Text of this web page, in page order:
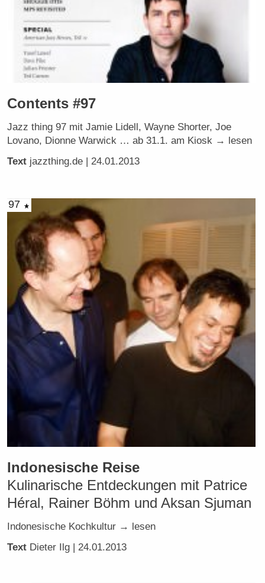
Contents #97
Jazz thing 97 mit Jamie Lidell, Wayne Shorter, Joe
Lovano, Dionne Warwick … ab 31.1. am Kiosk → lesen
Text jazzthing.de | 24.01.2013
97
Indonesische Reise
Kulinarische Entdeckungen mit Patrice
Héral, Rainer Böhm und Aksan Sjuman
Indonesische Kochkultur → lesen
Text Dieter Ilg | 24.01.2013